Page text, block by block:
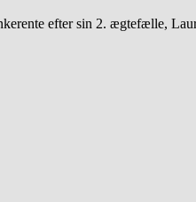
efter sin 2. ægtefælle,